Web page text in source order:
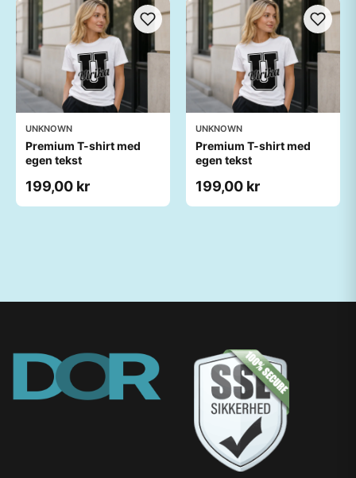
UNKNOWN
Premium T-shirt med
egen tekst
199,00 kr
UNKNOWN
Premium T-shirt med
egen tekst
199,00 kr